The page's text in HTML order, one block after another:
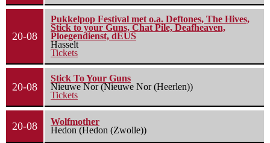
20-08
Pukkelpop Festival met o.a. Deftones, The Hives,
Stick to your Guns, Chat Pile, Deafheaven,
Ploegendienst, dEUS
Hasselt
Tickets
20-08
Stick To Your Guns
Nieuwe Nor (Nieuwe Nor (Heerlen))
Tickets
20-08
Wolfmother
Hedon (Hedon (Zwolle))